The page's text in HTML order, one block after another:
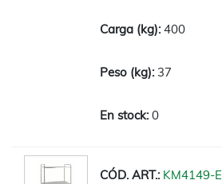
400
37
0
KM4149-E